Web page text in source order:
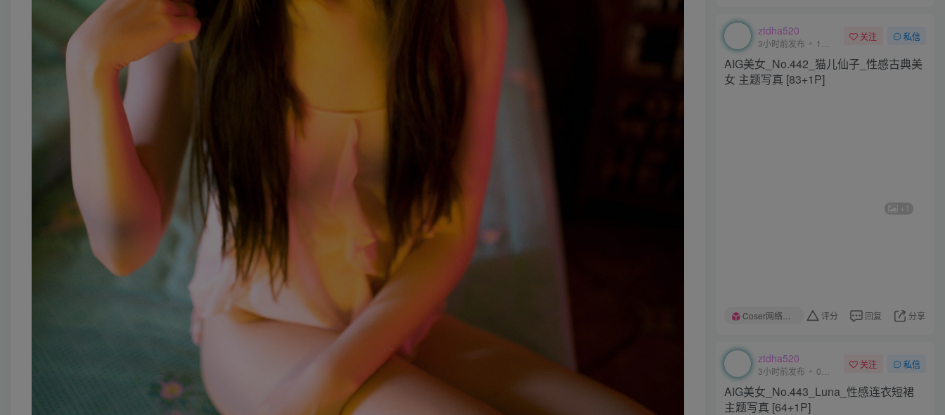
ztdha520
3小时前发布
关注 私信
AIG美女_No.445_茗梓_性感卡通内衣 主
题写真 [86+1P]
+1
ztdha520
3小时前发布 1次阅读
关注 私信
AIG美女_No.442_猫儿仙子_性感古典美
女 主题写真 [83+1P]
+1
Coser网络美女 评分 回复 分享
ztdha520
3小时前发布 0次阅读
关注 私信
AIG美女_No.443_Luna_性感连衣短裙
主题写真 [64+1P]